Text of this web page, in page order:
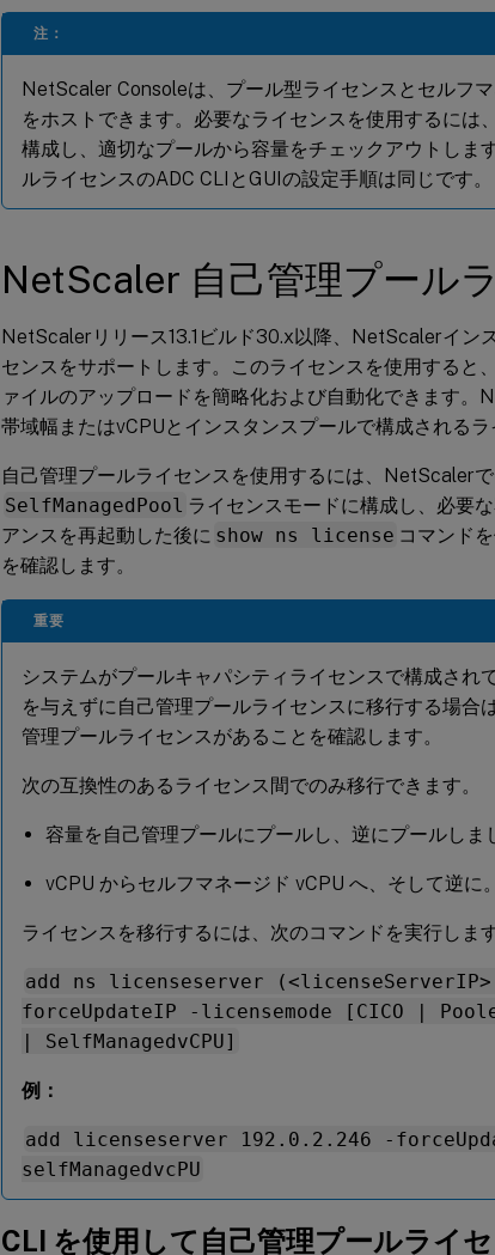
注：
NetScaler Consoleは、プール型ライセンスとセルフ
をホストできます。必要なライセンスを使用するに
構成し、適切なプールから容量をチェックアウトしま
ルライセンスのADC CLIとGUIの設定手順は同じです。
NetScaler 自己管理プール
NetScalerリリース13.1ビルド30.x以降、NetScalerイン
センスをサポートします。このライセンスを使用すると
ァイルのアップロードを簡略化および自動化できます
帯域幅またはvCPUとインスタンスプールで構成される
自己管理プールライセンスを使用するには、NetScaler
SelfManagedPool ライセンスモードに構成し、必要
アンスを再起動した後に show ns license コマンド
を確認します。
重要
システムがプールキャパシティライセンスで構成され
を与えずに自己管理プールライセンスに移行する場合
管理プールライセンスがあることを確認します。
次の互換性のあるライセンス間でのみ移行できます。
容量を自己管理プールにプールし、逆にプールしま
vCPU からセルフマネージド vCPU へ、そして逆に。
ライセンスを移行するには、次のコマンドを実行します
add ns licenseserver
forceUpdateIP -licensemode [CICO |
| SelfManagedvCPU]
例：
add licenseserver 192.0.2.246 -
selfManagedvcPU
CLI を使用して自己管理プールライ